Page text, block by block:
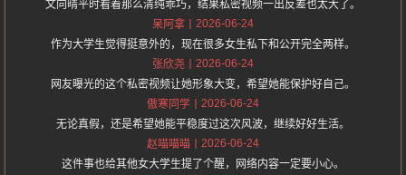
文向晴平时看着那么清纯乖巧，结果私密视频一出反差也太大了。
呆阿拿
2026-06-24
作为大学生觉得挺意外的，现在很多女生私下和公开完全两样。
张欣尧
2026-06-24
网友曝光的这个私密视频让她形象大变，希望她能保护好自己。
傲寒同学
2026-06-24
无论真假，还是希望她能平稳度过这次风波，继续好好生活。
赵喵喵喵
2026-06-24
这件事也给其他女大学生提了个醒，网络内容一定要小心。